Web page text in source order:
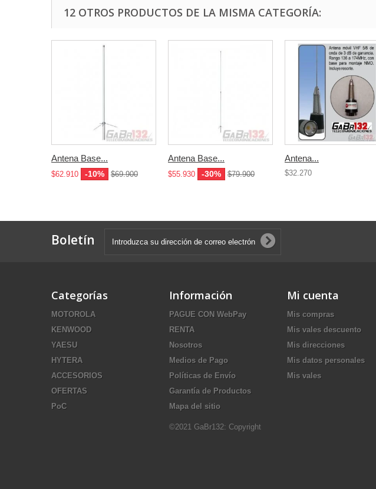
12 OTROS PRODUCTOS DE LA MISMA CATEGORÍA:
Antena Base...
$62.910 -10% $69.900
Antena Base...
$55.930 -30% $79.900
Antena...
$32.270
Boletín
Categorías
MOTOROLA
KENWOOD
YAESU
HYTERA
ACCESORIOS
OFERTAS
PoC
Información
PAGUE CON WebPay
RENTA
Nosotros
Medios de Pago
Políticas de Envío
Garantía de Productos
Mapa del sitio
©2021 GaBr132: Copyright
Mi cuenta
Mis compras
Mis vales descuento
Mis direcciones
Mis datos personales
Mis vales